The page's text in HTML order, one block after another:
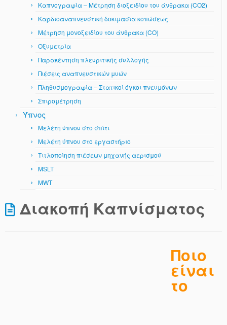
Καπνογραφία – Μέτρηση διοξειδίου του άνθρακα (CO2)
Καρδιοαναπνευστική δοκιμασία κοπώσεως
Μέτρηση μονοξειδίου του άνθρακα (CO)
Οξυμετρία
Παρακέντηση πλευριτικής συλλογής
Πιέσεις αναπνευστικών μυών
Πληθυσμογραφία – Στατικοί όγκοι πνευμόνων
Σπιρομέτρηση
Ύπνος
Μελέτη ύπνου στο σπίτι
Μελέτη ύπνου στο εργαστήριο
Τιτλοποίηση πιέσεων μηχανής αερισμού
MSLT
MWT
Διακοπή Καπνίσματος
Ποιο
είναι
το